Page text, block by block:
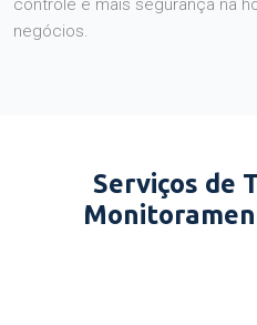
controle e mais segurança na
negócios.
Serviços de